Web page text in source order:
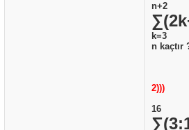
n+2
k=3
n kaçtır
2)))
16